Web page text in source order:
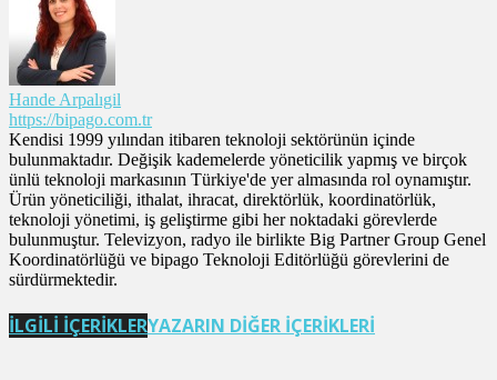
Hande Arpalıgil
https://bipago.com.tr
Kendisi 1999 yılından itibaren teknoloji sektörünün içinde
bulunmaktadır. Değişik kademelerde yöneticilik yapmış ve birçok
ünlü teknoloji markasının Türkiye'de yer almasında rol oynamıştır.
Ürün yöneticiliği, ithalat, ihracat, direktörlük, koordinatörlük,
teknoloji yönetimi, iş geliştirme gibi her noktadaki görevlerde
bulunmuştur. Televizyon, radyo ile birlikte Big Partner Group Genel
Koordinatörlüğü ve bipago Teknoloji Editörlüğü görevlerini de
sürdürmektedir.
İLGİLİ İÇERİKLERYAZARIN DİĞER İÇERİKLERİ